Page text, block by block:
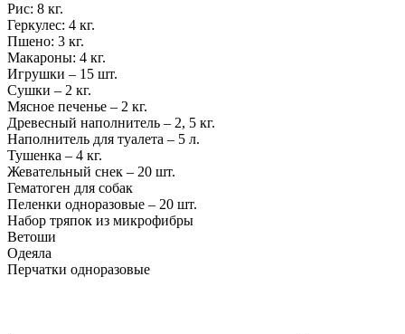
Рис: 8 кг.
Геркулес: 4 кг.
Пшено: 3 кг.
Макароны: 4 кг.
Игрушки – 15 шт.
Сушки – 2 кг.
Мясное печенье – 2 кг.
Древесный наполнитель – 2, 5 кг.
Наполнитель для туалета – 5 л.
Тушенка – 4 кг.
Жевательный снек – 20 шт.
Гематоген для собак
Пеленки одноразовые – 20 шт.
Набор тряпок из микрофибры
Ветоши
Одеяла
Перчатки одноразовые